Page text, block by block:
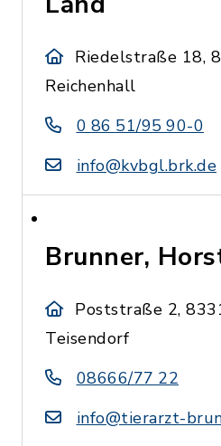
Riedelstraße 18,
Reichenhall
0 86 51/95 90-0
info@kvbgl.brk.de
Brunner,
Poststraße 2,
Teisendorf
08666/77 22
info@tierarzt-